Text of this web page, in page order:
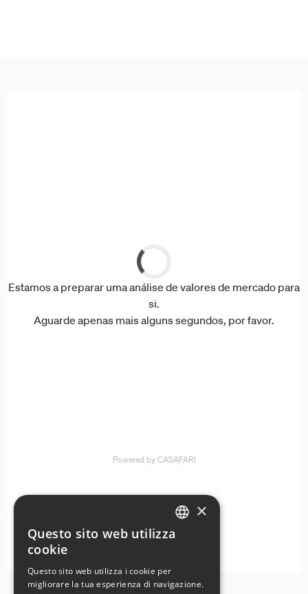
ENGLISH
×
Questo sito web utilizza
cookie
Questo sito web utilizza i cookie per
migliorare la tua esperienza di navigazione.